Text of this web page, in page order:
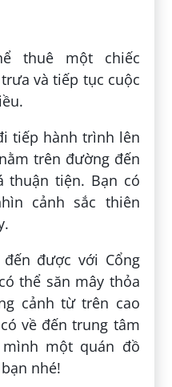
thuê một chiếc
và tiếp tục cuộc
tiếp hành trình lên
trên đường đến
thuận tiện. Bạn có
cảnh sắc thiên
được với Cổng
thể săn mây thỏa
cảnh từ trên cao
về đến trung tâm
một quán đồ
nhé!